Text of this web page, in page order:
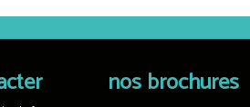
nos brochures